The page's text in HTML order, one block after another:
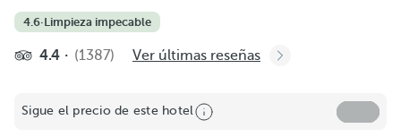
4.6·Limpieza impecable
4.4 (1387) Ver últimas reseñas
Sigue el precio de este hotel